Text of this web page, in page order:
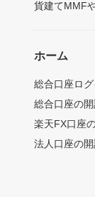
貨建てMMF
ホーム
総合口座ロ
総合口座の開
楽天FX口座
法人口座の開